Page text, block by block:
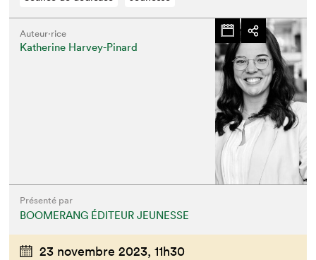
Auteur·rice
Katherine Harvey-Pinard
Présenté par
BOOMERANG ÉDITEUR JEUNESSE
23 novembre 2023, 11h30